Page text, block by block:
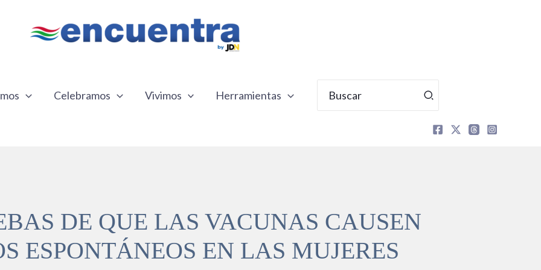
Celebramos Vivimos Herramientas
por:
DE QUE LAS VACUNAS CAUSEN
ESPONTÁNEOS EN LAS MUJERES